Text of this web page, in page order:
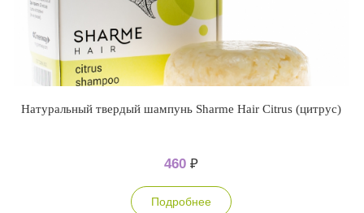
Натуральный твердый шампунь Sharme Hair Citrus (цитрус)
460 ₽
Подробнее